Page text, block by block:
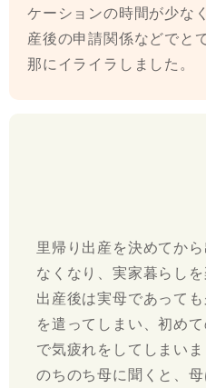
ケーションの時間が少な
産後の申請関係などでと
那にイライラしました。
里帰り出産を決めてか
なくなり、実家暮らし
出産後は実母であって
を遣ってしまい、初め
で気疲れをしてしまいま
のちのち母に聞くと、